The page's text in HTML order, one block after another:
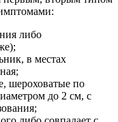
либо
в местах
шероховатые по
до 2 см, с